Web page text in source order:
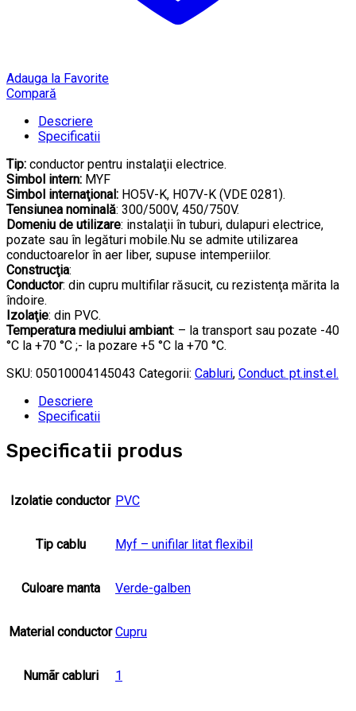
Adauga la Favorite
Compară
Descriere
Specificatii
Tip: conductor pentru instalaţii electrice.
Simbol intern: MYF
Simbol internaţional: HO5V-K, H07V-K (VDE 0281).
Tensiunea nominală: 300/500V, 450/750V.
Domeniu de utilizare: instalaţii în tuburi, dulapuri electrice,
pozate sau în legături mobile.Nu se admite utilizarea
conductoarelor în aer liber, supuse intemperiilor.
Construcţia:
Conductor: din cupru multifilar răsucit, cu rezistenţa mărita la
îndoire.
Izolaţie: din PVC.
Temperatura mediului ambiant: – la transport sau pozate -40
°C la +70 °C ;- la pozare +5 °C la +70 °C.
SKU: 05010004145043 Categorii: Cabluri, Conduct. pt.inst.el.
Descriere
Specificatii
Specificatii produs
Izolatie conductor PVC
Tip cablu Myf – unifilar litat flexibil
Culoare manta Verde-galben
Material conductor Cupru
Numãr cabluri 1